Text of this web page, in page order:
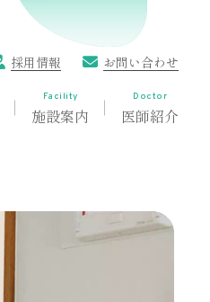
Facility
施設案内
Doctor
医師紹介
採用情報 お問い合わせ